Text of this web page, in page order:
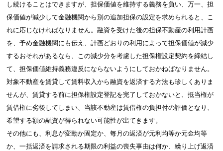
し続けることはできますが、担保価値を維持する義務を負い、万一、担
保価値が減少して金融機関から別の追加担保の設定を求められると、こ
れに応じなければなりません。融資を受けた後の担保不動産の利用計画
を、予め金融機関にも伝え、計画どおりの利用によって担保価値が減少
するおそれがあるなら、この減少分を考慮した担保権設定契約を締結し
て、担保価値維持義務違反にならないようにしておかねばなりません。
対象不動産を賃貸して賃料収入から融資を返済する方法も珍しくありま
せんが、賃貸する前に担保権設定登記を完了しておかないと、抵当権が
賃借権に劣後してしまい、当該不動産は賃借権の負担付の評価となり、
希望する額の融資が得られない可能性が出てきます。
その他にも、利息が変動か固定か、毎月の返済が元利均等か元金均等
か、一括返済を請求される期限の利益の喪失事由は何か、繰り上げ返済